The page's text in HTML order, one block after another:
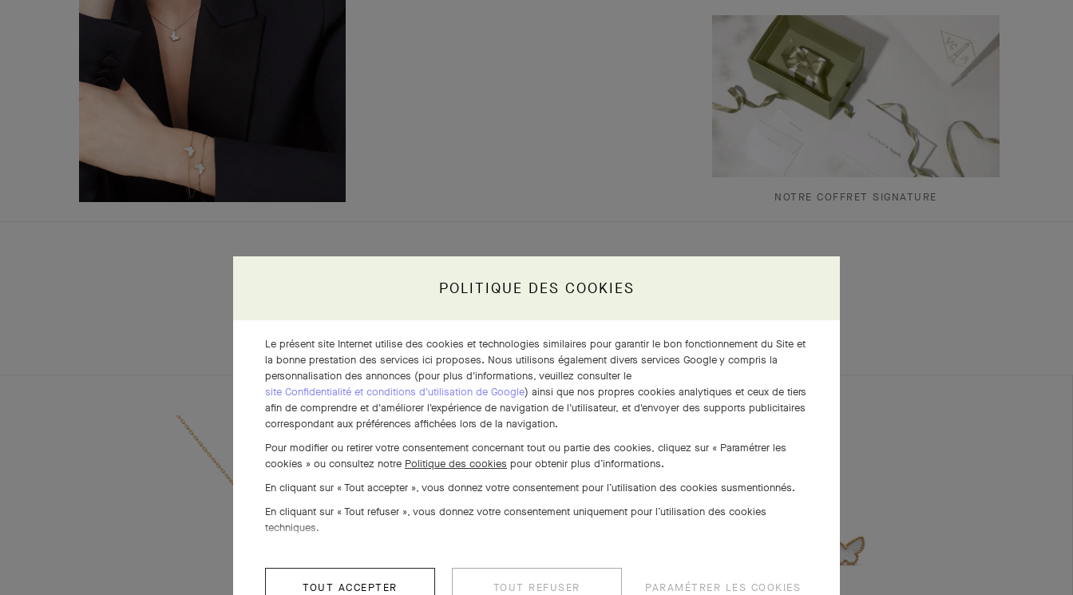
NOTRE COFFRET SIGNATURE
PARURE EXPLOREZ D'AUTRES CRÉATIONS
POLITIQUE DES COOKIES
Le présent site Internet utilise des cookies et technologies similaires pour garantir le bon fonctionnement du Site et
la bonne prestation des services ici proposes. Nous utilisons également divers services Google y compris la
personnalisation des annonces (pour plus d'informations, veuillez consulter le
site Confidentialité et conditions d'utilisation de Google) ainsi que nos propres cookies analytiques et ceux de tiers
afin de comprendre et d'améliorer l'expérience de navigation de l'utilisateur, et d'envoyer des supports publicitaires
correspondant aux préférences affichées lors de la navigation.
Pour modifier ou retirer votre consentement concernant tout ou partie des cookies, cliquez sur « Paramétrer les
cookies » ou consultez notre Politique des cookies pour obtenir plus d’informations.
En cliquant sur « Tout accepter », vous donnez votre consentement pour l’utilisation des cookies susmentionnés.
En cliquant sur « Tout refuser », vous donnez votre consentement uniquement pour l’utilisation des cookies
techniques.
TOUT ACCEPTER TOUT REFUSER PARAMÉTRER LES COOKIES